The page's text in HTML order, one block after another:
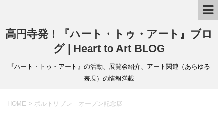
高円寺発！『ハート・トゥ・アート』ブロ
グ | Heart to Art BLOG
『ハート・トゥ・アート』の活動、展覧会紹介、アート関連（あらゆる
表現）の情報満載
HOME > ポルトリブレ オープン記念展